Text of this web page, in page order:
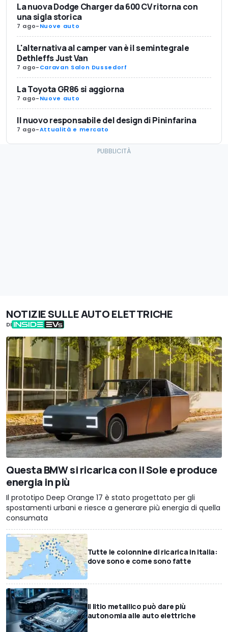
La nuova Dodge Charger da 600 CV ritorna con
una sigla storica
7 ago-Nuove auto
L'alternativa al camper van è il semintegrale
Dethleffs Just Van
7 ago-Caravan Salon Dussedorf
La Toyota GR86 si aggiorna
7 ago-Nuove auto
Il nuovo responsabile del design di Pininfarina
7 ago-Attualità e mercato
NOTIZIE SULLE AUTO ELETTRICHE
DI
Questa BMW si ricarica con il Sole e produce
energia in più
Il prototipo Deep Orange 17 è stato progettato per gli
spostamenti urbani e riesce a generare più energia di quella
consumata
Tutte le colonnine di ricarica in Italia:
dove sono e come sono fatte
Il litio metallico può dare più
autonomia alle auto elettriche